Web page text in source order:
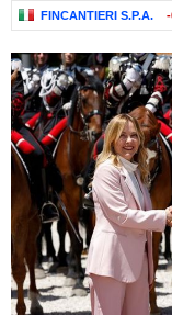
FINCANTIERI S.P.A.